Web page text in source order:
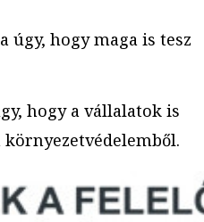
úgy, hogy maga is tesz
hogy a vállalatok is